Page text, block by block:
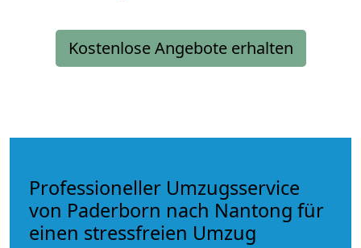
Kostenlose Angebote erhalten
Professioneller Umzugsservice
von Paderborn nach Nantong für
einen stressfreien Umzug